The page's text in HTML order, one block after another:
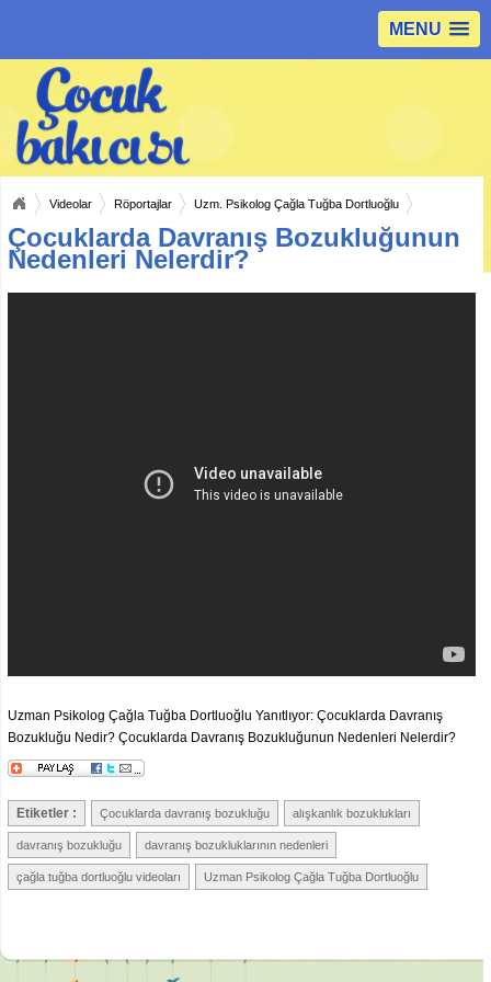
MENU
Videolar Röportajlar Uzm. Psikolog Çağla Tuğba Dortluoğlu
Çocuklarda Davranış Bozukluğunun
Nedenleri Nelerdir?
Uzman Psikolog Çağla Tuğba Dortluoğlu Yanıtlıyor: Çocuklarda Davranış
Bozukluğu Nedir? Çocuklarda Davranış Bozukluğunun Nedenleri Nelerdir?
Etiketler : Çocuklarda davranış bozukluğu alışkanlık bozuklukları
davranış bozukluğu davranış bozukluklarının nedenleri
çağla tuğba dortluoğlu videoları Uzman Psikolog Çağla Tuğba Dortluoğlu